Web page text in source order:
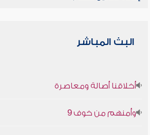
البث المباشر
أخلاقنا أصالة ومعاصرة
وأمنهم من خوف 9